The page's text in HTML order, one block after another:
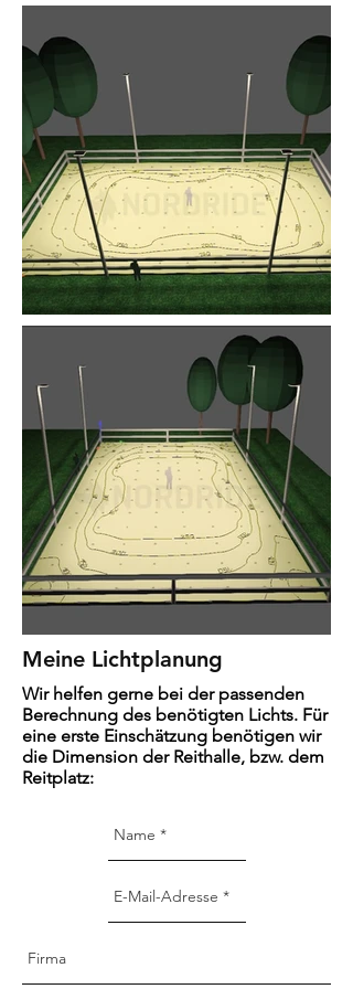
Meine Lichtplanung
Wir helfen gerne bei der passenden
Berechnung des benötigten Lichts. Für
eine erste Einschätzung benötigen wir
die Dimension der Reithalle, bzw. dem
Reitplatz: